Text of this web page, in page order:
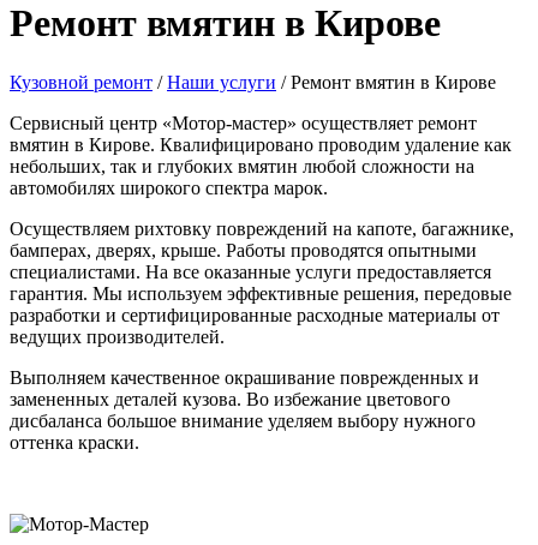
Ремонт вмятин в Кирове
Кузовной ремонт / Наши услуги /Ремонт вмятин в Кирове
Сервисный центр «Мотор-мастер» осуществляет ремонт
вмятин в Кирове. Квалифицировано проводим удаление как
небольших, так и глубоких вмятин любой сложности на
автомобилях широкого спектра марок.
Осуществляем рихтовку повреждений на капоте, багажнике,
бамперах, дверях, крыше. Работы проводятся опытными
специалистами. На все оказанные услуги предоставляется
гарантия. Мы используем эффективные решения, передовые
разработки и сертифицированные расходные материалы от
ведущих производителей.
Выполняем качественное окрашивание поврежденных и
замененных деталей кузова. Во избежание цветового
дисбаланса большое внимание уделяем выбору нужного
оттенка краски.